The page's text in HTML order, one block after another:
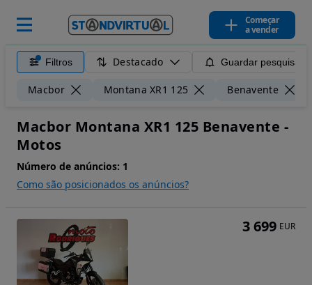
Começar
a vender
Filtros Destacado Guardar pesquisa
Macbor Montana XR1 125 Benavente
Macbor Montana XR1 125 Benavente -
Motos
Número de anúncios: 1
Como são posicionados os anúncios?
3 699 EUR